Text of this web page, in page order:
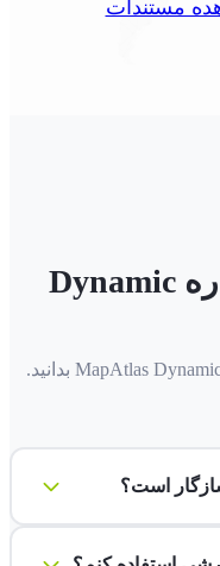
مستندات
سوالات متداول درباره Dynamic